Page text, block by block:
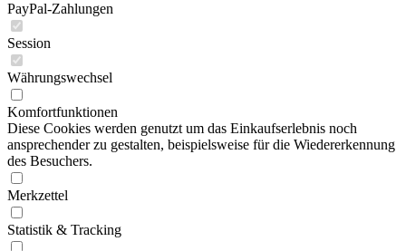
PayPal-Zahlungen
Session
Währungswechsel
Komfortfunktionen
Diese Cookies werden genutzt um das Einkaufserlebnis noch
ansprechender zu gestalten, beispielsweise für die Wiedererkennung
des Besuchers.
Merkzettel
Statistik & Tracking